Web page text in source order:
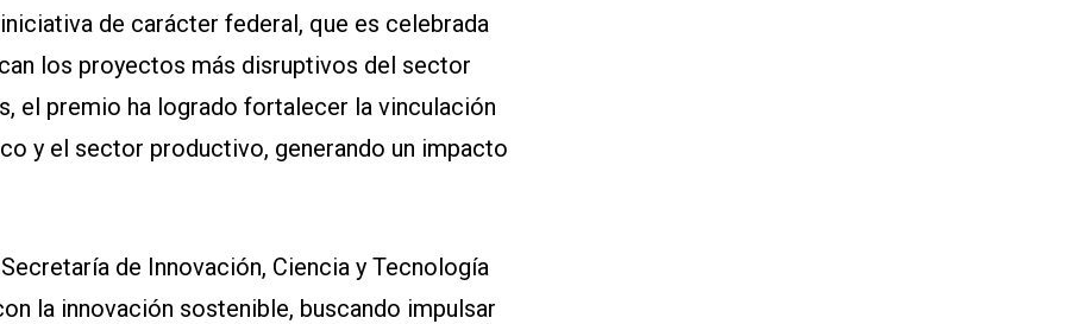
de carácter federal, que es celebrada
los proyectos más disruptivos del sector
el premio ha logrado fortalecer la vinculación
y el sector productivo, generando un impacto
de Innovación, Ciencia y Tecnología
la innovación sostenible, buscando impulsar